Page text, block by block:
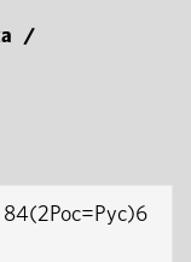
/
84(2Рос=Рус)6